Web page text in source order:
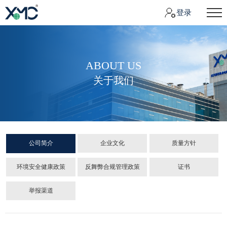
登录
ABOUT US
关于我们
公司简介 企业文化 质量方针
环境安全健康政策 反舞弊合规管理政策 证书
举报渠道